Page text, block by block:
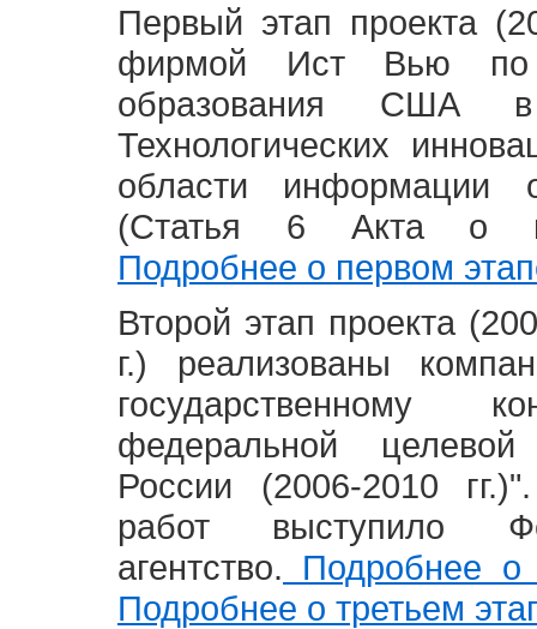
Первый этап проекта
фирмой Ист Вью по
образования США
Технологических
области информации
(Статья 6 Акта о
Подробнее о первом
Второй этап проекта
г.) реализованы
государственному
федеральной
России (2006-2010
работ выступило
агентство. Подробнее о
Подробнее о третьем